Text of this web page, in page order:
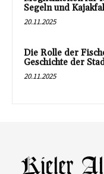
Segeln und
20.11.2025
Die Rolle der
Geschichte der
20.11.2025